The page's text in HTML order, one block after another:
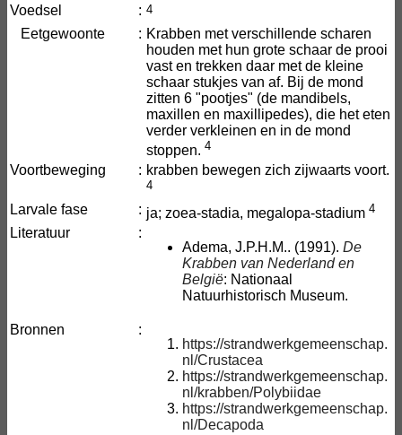
Voedsel : 4
Eetgewoonte : Krabben met verschillende scharen
houden met hun grote schaar de prooi
vast en trekken daar met de kleine
schaar stukjes van af. Bij de mond
zitten 6 "pootjes" (de mandibels,
maxillen en maxillipedes), die het eten
verder verkleinen en in de mond
stoppen. 4
Voortbeweging : krabben bewegen zich zijwaarts voort.
4
Larvale fase : ja; zoea-stadia, megalopa-stadium 4
Literatuur
:
Adema, J.P.H.M.. (1991). De
Krabben van Nederland en
België: Nationaal
Natuurhistorisch Museum.
Bronnen
:
https://strandwerkgemeenschap.
nl/Crustacea
https://strandwerkgemeenschap.
nl/krabben/Polybiidae
https://strandwerkgemeenschap.
nl/Decapoda